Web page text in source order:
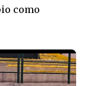
como